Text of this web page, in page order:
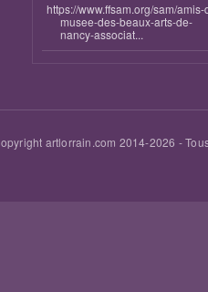
https://www.ffsam.org/sam/amis-
musee-des-beaux-arts-de-
nancy-associat...
artlorrain.com 2014-2026 -